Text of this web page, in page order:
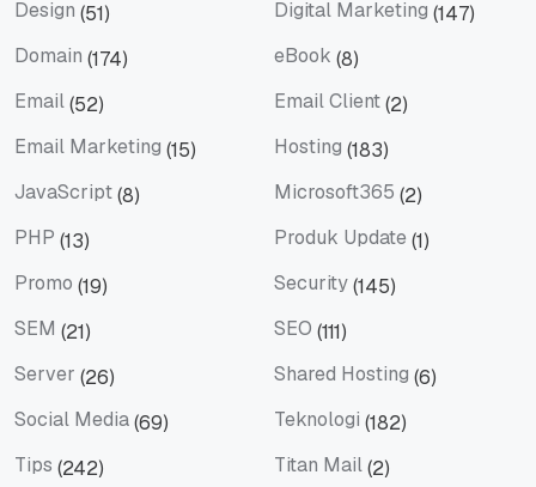
Design (51) Digital Marketing (147)
Domain (174) eBook (8)
Email(52) Email Client(2)
Email Marketing (15) Hosting (183)
JavaScript(8) Microsoft365 (2)
PHP (13) Produk Update (1)
Promo (19) Security(145)
SEM (21) SEO (111)
Server (26) Shared Hosting (6)
Social Media(69) Teknologi (182)
Tips (242) Titan Mail(2)